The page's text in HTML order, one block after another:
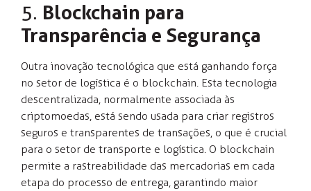
5. Blockchain para
Transparência e Segurança
Outra inovação tecnológica que está ganhando força
no setor de logística é o blockchain. Esta tecnologia
descentralizada, normalmente associada às
criptomoedas, está sendo usada para criar registros
seguros e transparentes de transações, o que é crucial
para o setor de transporte e logística. O blockchain
permite a rastreabilidade das mercadorias em cada
etapa do processo de entrega, garantindo maior